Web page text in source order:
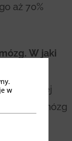
aż 70%
W jaki
Lepiej
że mózg
w